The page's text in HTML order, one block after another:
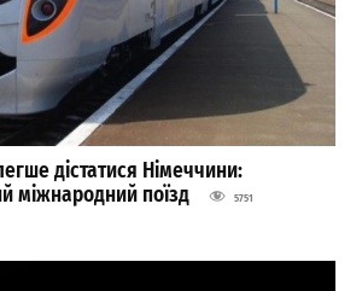
дістатися Німеччини:
міжнародний поїзд
5751